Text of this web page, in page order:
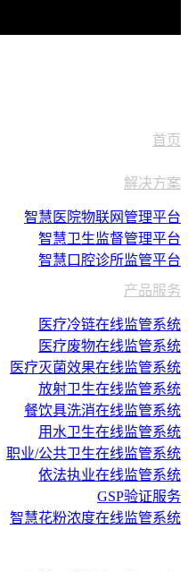
首页
解决方案
智慧医院物联网管理平台
智慧卫生监督管理平台
智慧口腔诊所监管平台
产品服务
医疗冷链在线监管系统
医疗废物在线监管系统
医疗灭菌效果在线监管系统
放射卫生在线监管系统
餐饮具洗消在线监管系统
用水卫生在线监管系统
职业/公共卫生在线监管系统
依法执业在线监管系统
GSP验证服务
智慧花粉浓度在线监管系统